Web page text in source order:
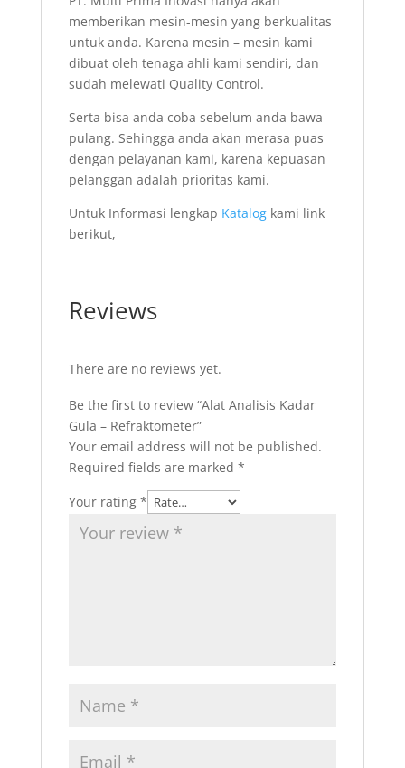
memberikan mesin-mesin yang berkualitas
untuk anda. Karena mesin – mesin kami
dibuat oleh tenaga ahli kami sendiri, dan
sudah melewati Quality Control.
Serta bisa anda coba sebelum anda bawa
pulang. Sehingga anda akan merasa puas
dengan pelayanan kami, karena kepuasan
pelanggan adalah prioritas kami.
Untuk Informasi lengkap Katalogkami link
berikut,
Reviews
There are no reviews yet.
Be the first to review “Alat Analisis Kadar
Gula – Refraktometer”
Your email address will not be published.
Required fields are marked *
Your rating *